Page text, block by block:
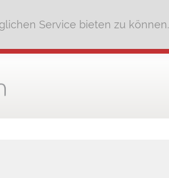
Service bieten zu können.